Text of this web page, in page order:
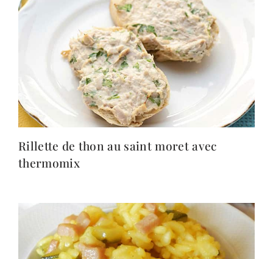
Rillette de thon au saint moret avec
thermomix